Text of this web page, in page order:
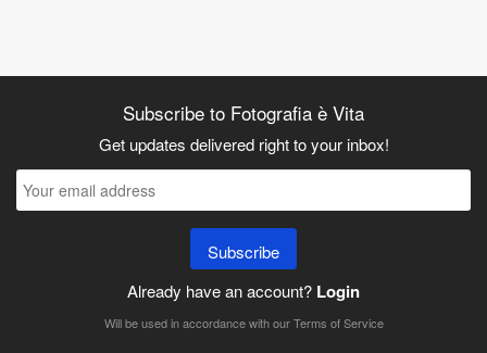
Subscribe to Fotografia è Vita
Get updates delivered right to your inbox!
Subscribe
Already have an account? Login
Will be used in accordance with ourTerms of Service